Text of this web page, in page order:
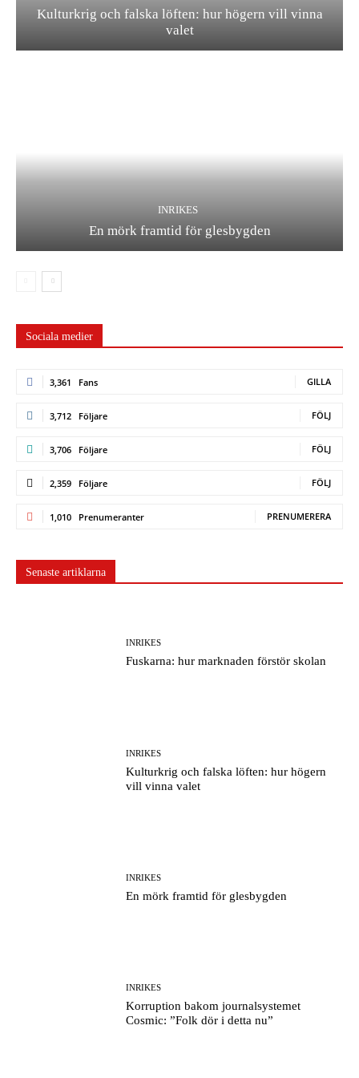
Kulturkrig och falska löften: hur högern vill vinna
valet
INRIKES
En mörk framtid för glesbygden
Sociala medier
3,361 Fans GILLA
3,712 Följare FÖLJ
3,706 Följare FÖLJ
2,359 Följare FÖLJ
1,010 Prenumeranter PRENUMERERA
Senaste artiklarna
INRIKES
Fuskarna: hur marknaden förstör skolan
INRIKES
Kulturkrig och falska löften: hur högern
vill vinna valet
INRIKES
En mörk framtid för glesbygden
INRIKES
Korruption bakom journalsystemet
Cosmic: ”Folk dör i detta nu”